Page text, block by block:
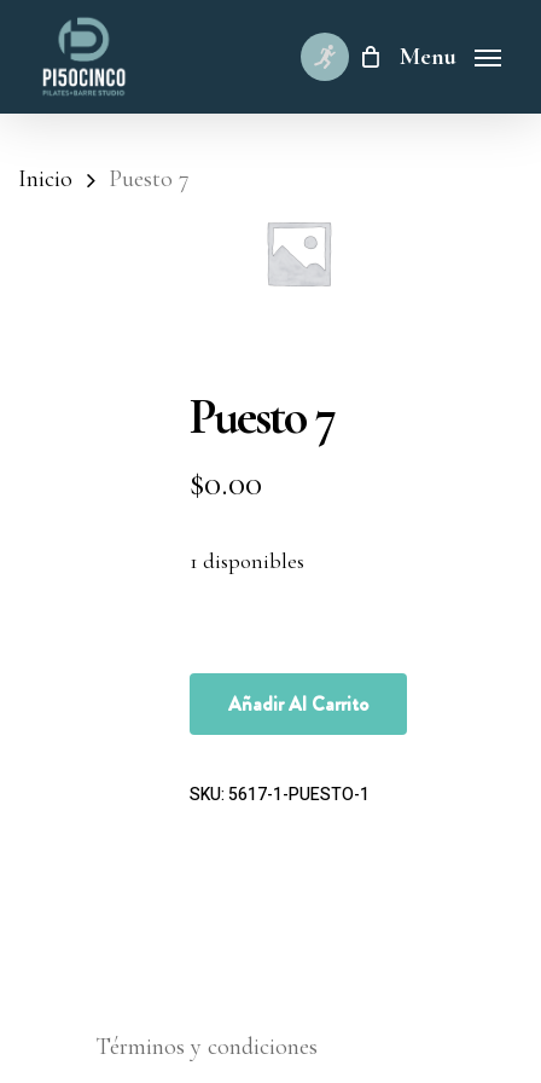
content
Menu
Inicio Puesto 7
Puesto 7
$0.00
1 disponibles
Añadir Al Carrito
SKU:5617-1-PUESTO-1
Términos y condiciones